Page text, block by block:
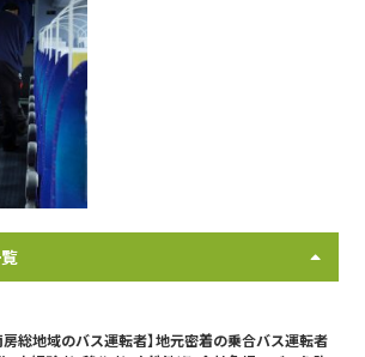
房総地域のバス運転者】地元密着の乗合バス運転者